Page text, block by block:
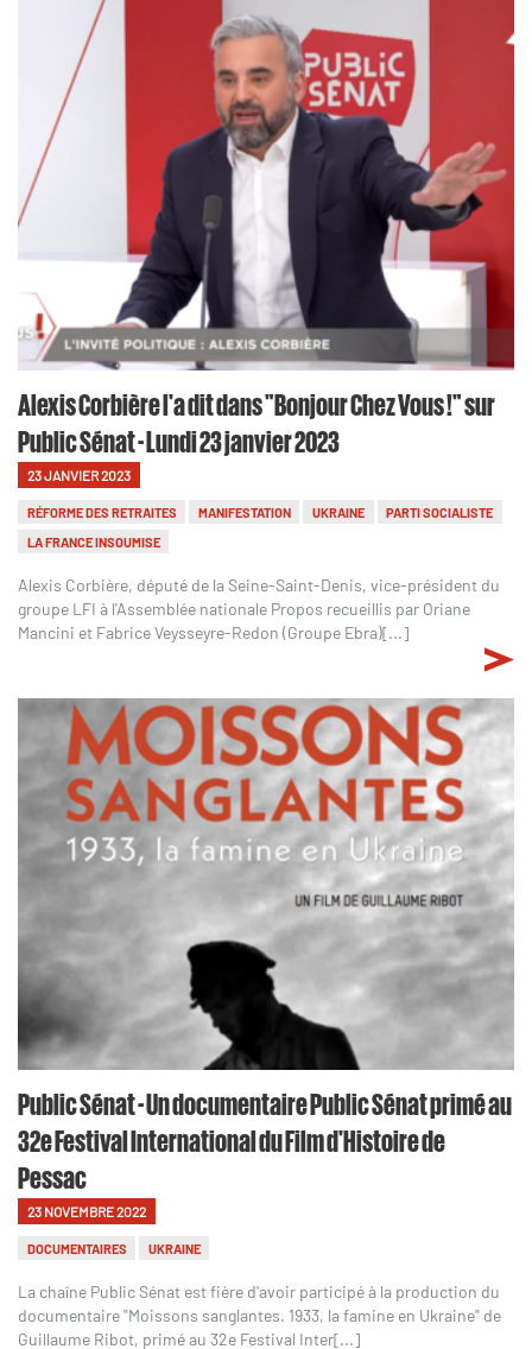
Alexis Corbière l'a dit dans "Bonjour Chez Vous !" sur
Public Sénat - Lundi 23 janvier 2023
23 JANVIER 2023
RÉFORME DES RETRAITES MANIFESTATION UKRAINE
PARTI SOCIALISTE
LA FRANCE INSOUMISE
Alexis Corbière, député de la Seine-Saint-Denis, vice-président du
groupe LFI à l'Assemblée nationale Propos recueillis par Oriane
Mancini et Fabrice Veysseyre-Redon (Groupe Ebra)[...]
Public Sénat - Un documentaire Public Sénat primé au
32e Festival International du Film d'Histoire de
Pessac
23 NOVEMBRE 2022
DOCUMENTAIRES UKRAINE
La chaîne Public Sénat est fière d'avoir participé à la production du
documentaire "Moissons sanglantes. 1933, la famine en Ukraine" de
Guillaume Ribot, primé au 32e Festival Inter[...]